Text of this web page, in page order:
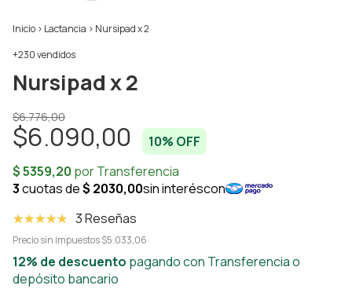
Inicio > Lactancia > Nursipad x 2
+230 vendidos
Nursipad x 2
$6.776,00
$6.090,00 10% OFF
3 Reseñas
Precio sin impuestos$5.033,06
12% de descuento pagando con Transferencia o
depósito bancario